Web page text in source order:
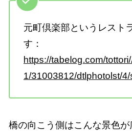
元町倶楽部というレスト
す：
https://tabelog.com/
1/31003812/dtlphotolst/
橋の向こう側はこんな景色が